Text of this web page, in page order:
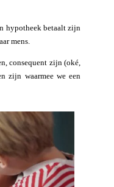
hypotheek betaalt zijn
mens.
consequent zijn (oké,
zijn waarmee we een